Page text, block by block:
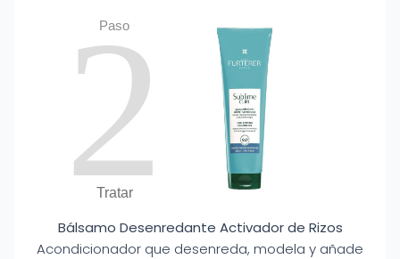
Paso
2
Tratar
Bálsamo Desenredante Activador de Rizos
Acondicionador que desenreda, modela y añade